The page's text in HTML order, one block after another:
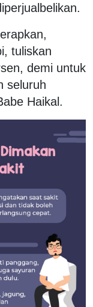
tuliskan
demi untuk
seluruh
Haikal.